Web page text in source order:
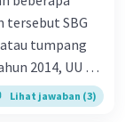
tersebut SBG
tumpang
2003
Lihat jawaban (3)